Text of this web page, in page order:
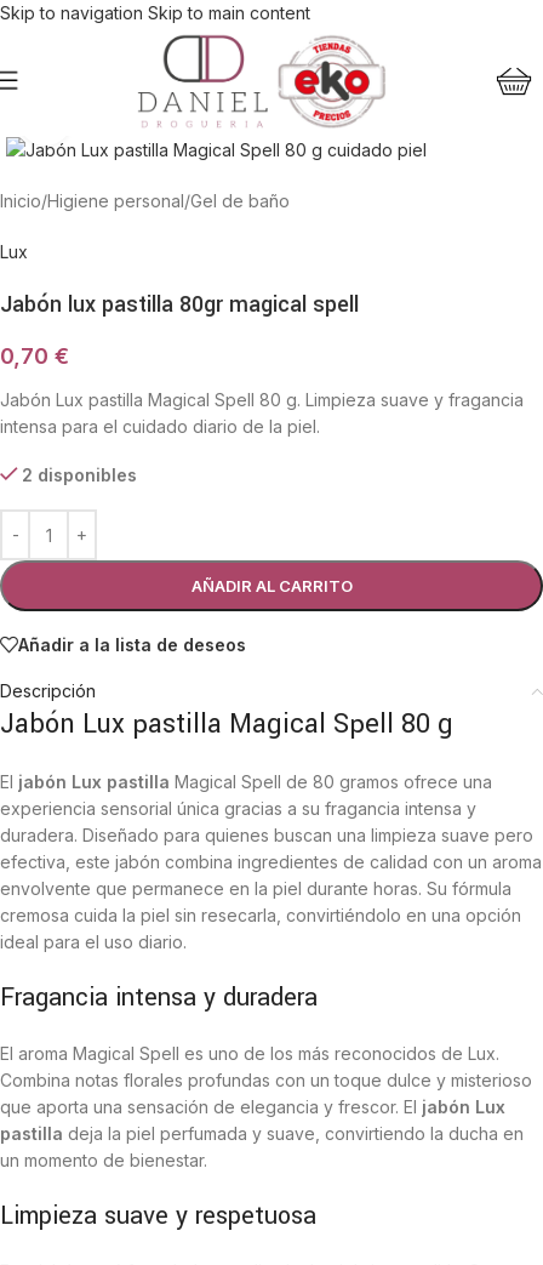
Skip to navigation Skip to main content
Haga Click para agrandar
Inicio/Higiene personal/Gel de baño
Lux
Jabón lux pastilla 80gr magical spell
0,70 €
Jabón Lux pastilla Magical Spell 80 g. Limpieza suave y fragancia
intensa para el cuidado diario de la piel.
2 disponibles
AÑADIR AL CARRITO
Añadir a la lista de deseos
Descripción
Jabón Lux pastilla Magical Spell 80 g
El jabón Lux pastilla Magical Spell de 80 gramos ofrece una
experiencia sensorial única gracias a su fragancia intensa y
duradera. Diseñado para quienes buscan una limpieza suave pero
efectiva, este jabón combina ingredientes de calidad con un aroma
envolvente que permanece en la piel durante horas. Su fórmula
cremosa cuida la piel sin resecarla, convirtiéndolo en una opción
ideal para el uso diario.
Fragancia intensa y duradera
El aroma Magical Spell es uno de los más reconocidos de Lux.
Combina notas florales profundas con un toque dulce y misterioso
que aporta una sensación de elegancia y frescor. El jabón Lux
pastilla deja la piel perfumada y suave, convirtiendo la ducha en
un momento de bienestar.
Limpieza suave y respetuosa